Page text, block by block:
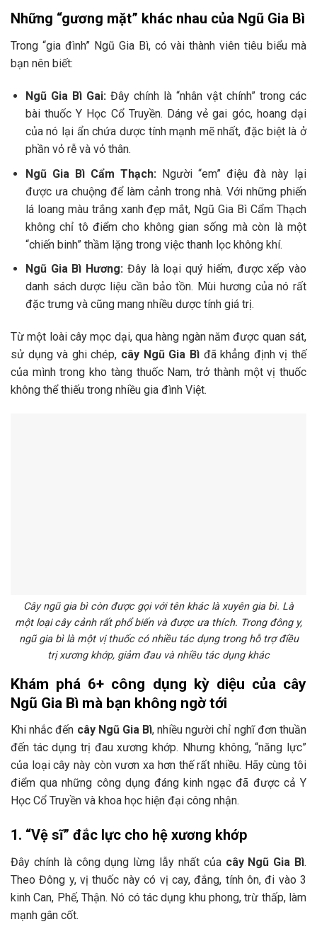
Những “gương mặt” khác nhau của Ngũ Gia Bì
Trong “gia đình” Ngũ Gia Bì, có vài thành viên tiêu biểu mà
bạn nên biết:
Ngũ Gia Bì Gai:Đây chính là “nhân vật chính” trong các
bài thuốc Y Học Cổ Truyền. Dáng vẻ gai góc, hoang dại
của nó lại ẩn chứa dược tính mạnh mẽ nhất, đặc biệt là ở
phần vỏ rễ và vỏ thân.
Ngũ Gia Bì Cẩm Thạch: Người “em” điệu đà này lại
được ưa chuộng để làm cảnh trong nhà. Với những phiến
lá loang màu trắng xanh đẹp mắt, Ngũ Gia Bì Cẩm Thạch
không chỉ tô điểm cho không gian sống mà còn là một
“chiến binh” thầm lặng trong việc thanh lọc không khí.
Ngũ Gia Bì Hương: Đây là loại quý hiếm, được xếp vào
danh sách dược liệu cần bảo tồn. Mùi hương của nó rất
đặc trưng và cũng mang nhiều dược tính giá trị.
Từ một loài cây mọc dại, qua hàng ngàn năm được quan sát,
sử dụng và ghi chép, cây Ngũ Gia Bìđã khẳng định vị thế
của mình trong kho tàng thuốc Nam, trở thành một vị thuốc
không thể thiếu trong nhiều gia đình Việt.
Cây ngũ gia bì còn được gọi với tên khác là xuyên gia bì. Là
một loại cây cảnh rất phổ biến và được ưa thích. Trong đông y,
ngũ gia bì là một vị thuốc có nhiều tác dụng trong hỗ trợ điều
trị xương khớp, giảm đau và nhiều tác dụng khác
Khám phá 6+ công dụng kỳ diệu của cây
Ngũ Gia Bì mà bạn không ngờ tới
Khi nhắc đến cây Ngũ Gia Bì, nhiều người chỉ nghĩ đơn thuần
đến tác dụng trị đau xương khớp. Nhưng không, “năng lực”
của loại cây này còn vươn xa hơn thế rất nhiều. Hãy cùng tôi
điểm qua những công dụng đáng kinh ngạc đã được cả Y
Học Cổ Truyền và khoa học hiện đại công nhận.
1. “Vệ sĩ” đắc lực cho hệ xương khớp
Đây chính là công dụng lừng lẫy nhất của cây Ngũ Gia Bì.
Theo Đông y, vị thuốc này có vị cay, đắng, tính ôn, đi vào 3
kinh Can, Phế, Thận. Nó có tác dụng khu phong, trừ thấp, làm
mạnh gân cốt.